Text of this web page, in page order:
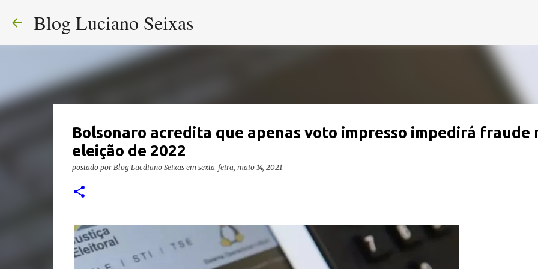
Blog Luciano Seixas
Bolsonaro acredita que apenas voto impresso impedirá fraude
eleição de 2022
postado por Blog Lucdiano Seixas em sexta-feira, maio 14, 2021